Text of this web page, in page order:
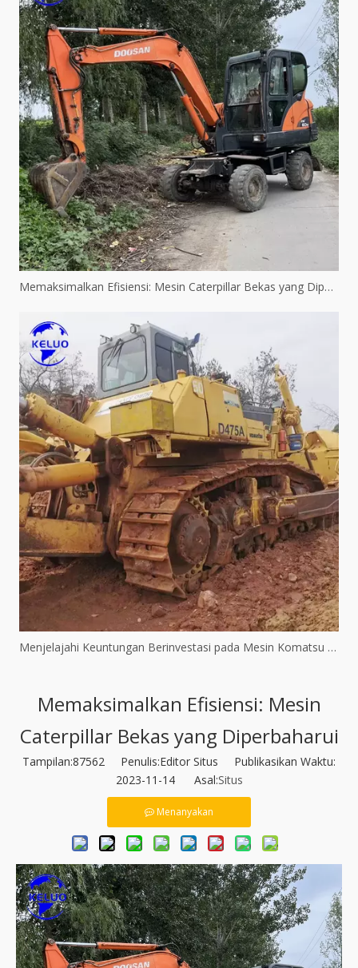
Memaksimalkan Efisiensi: Mesin Caterpillar Bekas yang Diperbaharui
Menjelajahi Keuntungan Berinvestasi pada Mesin Komatsu Bekas
Memaksimalkan Efisiensi: Mesin
Caterpillar Bekas yang Diperbaharui
Tampilan:87562 Penulis:Editor Situs Publikasikan Waktu:
2023-11-14 Asal:Situs
Menanyakan